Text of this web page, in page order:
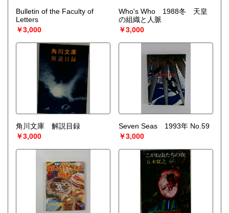
Bulletin of the Faculty of
Letters
￥3,000
Who's Who 1988冬 天皇
の組織と人脈
￥3,000
角川文庫 解説目録
￥3,000
Seven Seas 1993年 No.59
￥3,000